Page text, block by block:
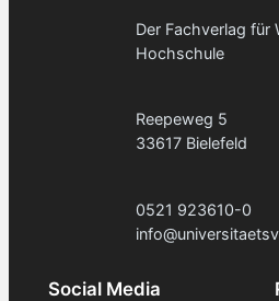
Der Fachverlag für
Hochschule
Reepeweg 5
33617 Bielefeld
0521 923610-0
Social Media